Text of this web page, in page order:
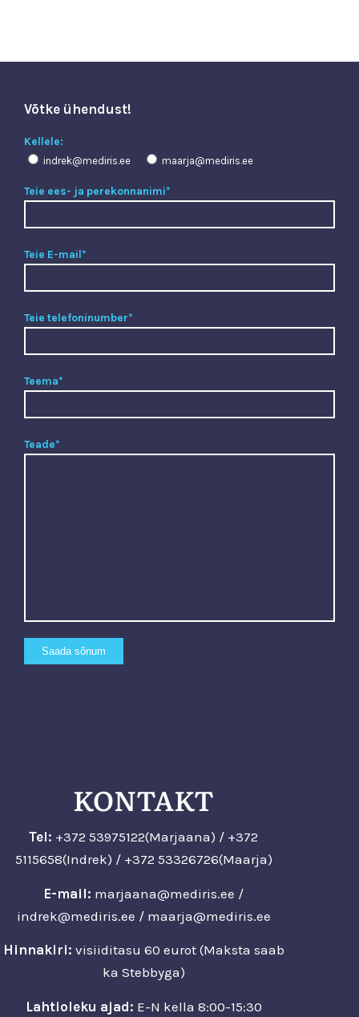
Võtke ühendust!
Kellele:
indrek@mediris.ee maarja@mediris.ee
Teie ees- ja perekonnanimi*
Teie E-mail*
Teie telefoninumber*
Teema*
Teade*
KONTAKT
Tel: +372 53975122(Marjaana) / +372
5115658(Indrek) / +372 53326726(Maarja)
E-mail: marjaana@mediris.ee /
indrek@mediris.ee / maarja@mediris.ee
Hinnakiri: visiiditasu 60 eurot (Maksta saab
ka Stebbyga)
Lahtioleku ajad: E-N kella 8:00-15:30